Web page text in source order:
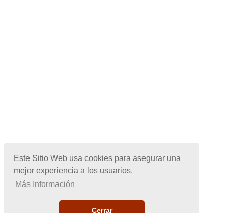
Este Sitio Web usa cookies para asegurar una
mejor experiencia a los usuarios.
Más Información
Cerrar